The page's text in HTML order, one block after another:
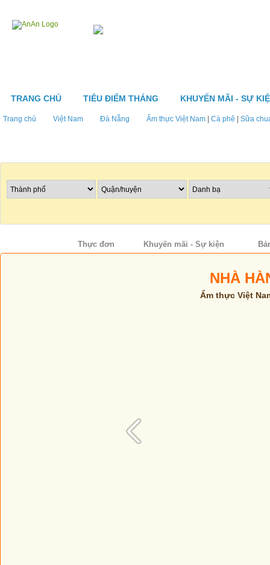
TRANG CHỦ TIÊU ĐIỂM THÁNG KHUYẾN MÃI - SỰ
Trang chủ Việt Nam Đà Nẵng Ẩm thực Việt Nam Cà phê Sữa
Thực đơn Khuyến mãi - Sự kiện
NHÀ
Ẩm thực Việt